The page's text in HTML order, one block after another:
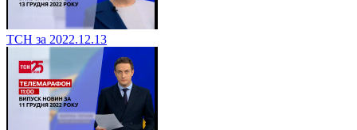
ТСН за 2022.12.13